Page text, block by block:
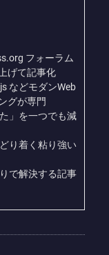
フォーラム
げて記事化
などモダンWeb
グが専門
」を一つでも減
り着く粘り強い
で解決する記事